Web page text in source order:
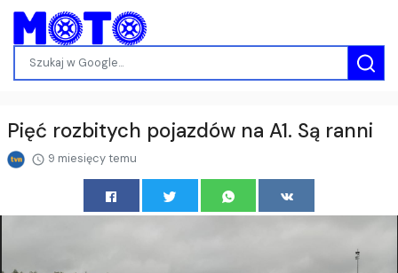
Pięć rozbitych pojazdów na A1. Są ranni
9 miesięcy temu